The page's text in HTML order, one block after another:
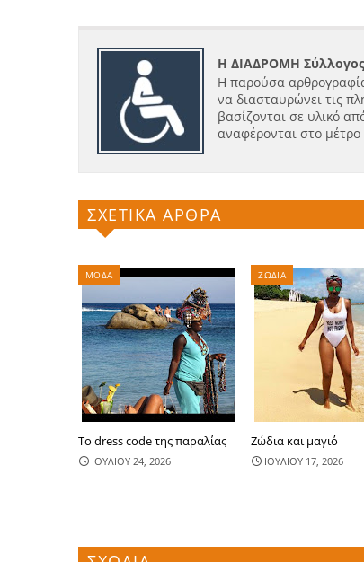
Η ΔΙΑΔΡΟΜΗ
Η παρούσα
να διασταυρώνει τις
βασίζονται σε υλικό
αναφέρονται στο
ΣΧΕΤΙΚΑ ΑΡΘΡΑ
ΜΟΔΑ
Το dress code της παραλίας
ΙΟΥΛΙΟΥ 24, 2026
ΖΩΔΙΑ
Ζώδια και μαγιό
ΙΟΥΛΙΟΥ 17, 2026